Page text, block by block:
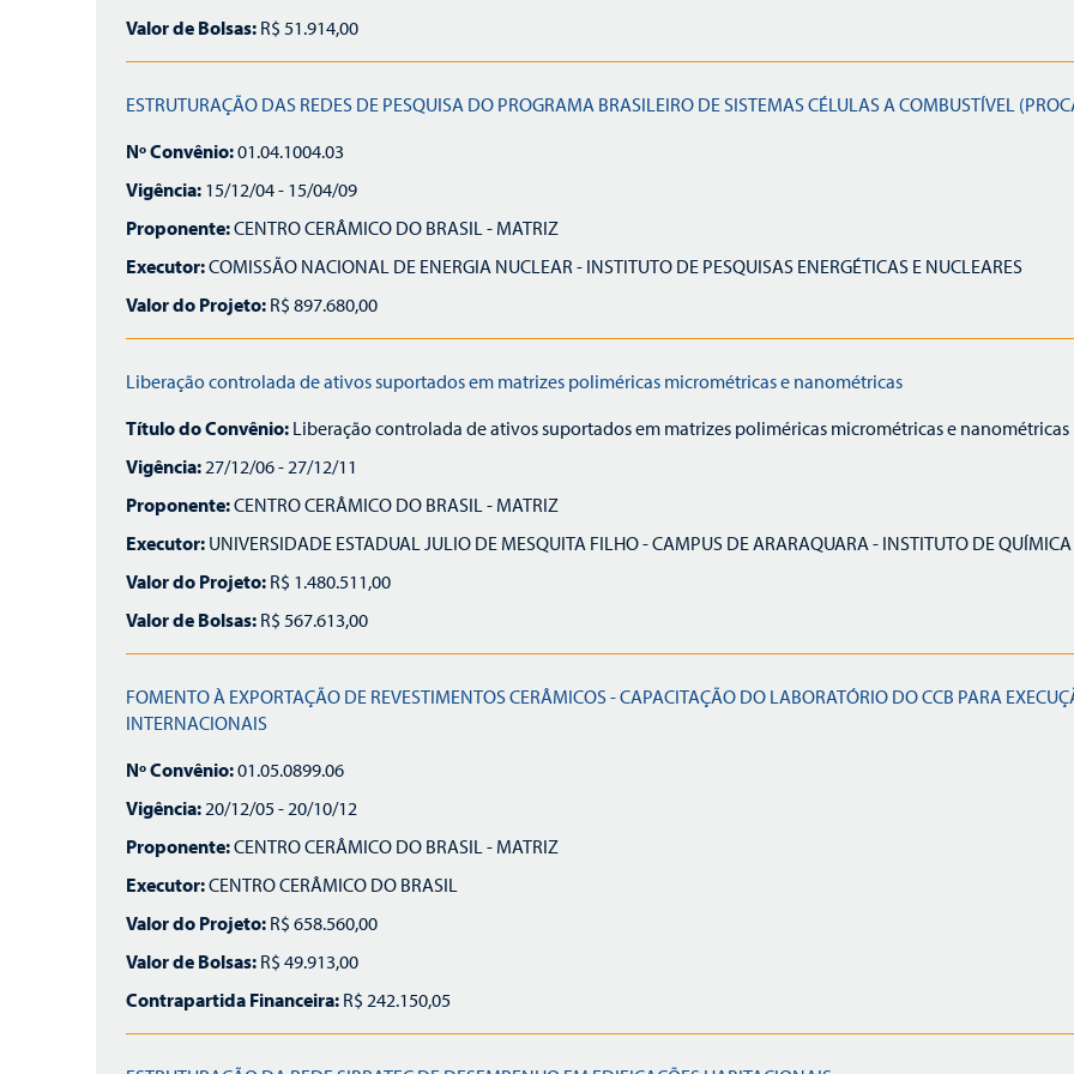
Valor de Bolsas: R$ 51.914,00
ESTRUTURAÇÃO DAS REDES DE PESQUISA DO PROGRAMA BRASILEIRO DE SISTEMAS CÉLULAS A COMBUSTÍVEL
Nº Convênio:01.04.1004.03
Vigência: 15/12/04 - 15/04/09
Proponente:CENTRO CERÂMICO DO BRASIL - MATRIZ
Executor:COMISSÃO NACIONAL DE ENERGIA NUCLEAR - INSTITUTO DE PESQUISAS ENERGÉTICAS E NUCLEARES
Valor do Projeto: R$ 897.680,00
Liberação controlada de ativos suportados em matrizes poliméricas micrométricas e nanométricas
Título do Convênio: Liberação controlada de ativos suportados em matrizes poliméricas micrométricas e nanométricas
Vigência: 27/12/06 - 27/12/11
Proponente:CENTRO CERÂMICO DO BRASIL - MATRIZ
Executor: UNIVERSIDADE ESTADUAL JULIO DE MESQUITA FILHO - CAMPUS DE ARARAQUARA - INSTITUTO DE QUÍMICA
Valor do Projeto: R$ 1.480.511,00
Valor de Bolsas: R$ 567.613,00
FOMENTO À EXPORTAÇÃO DE REVESTIMENTOS CERÂMICOS - CAPACITAÇÃO DO LABORATÓRIO DO CCB PARA
INTERNACIONAIS
Nº Convênio:01.05.0899.06
Vigência: 20/12/05 - 20/10/12
Proponente:CENTRO CERÂMICO DO BRASIL - MATRIZ
Executor:CENTRO CERÂMICO DO BRASIL
Valor do Projeto: R$ 658.560,00
Valor de Bolsas: R$ 49.913,00
Contrapartida Financeira: R$ 242.150,05